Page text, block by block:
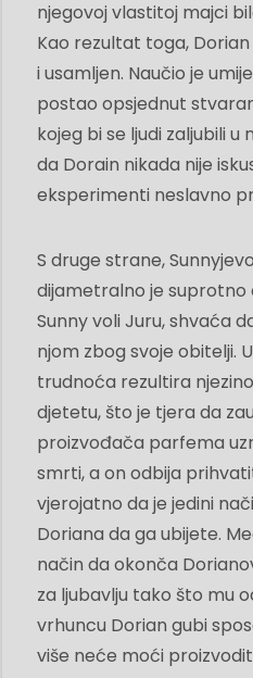
njegovoj vlastitoj majci
Kao rezultat toga,
i usamljen. Naučio je
postao opsjednut
kojeg bi se ljudi zaljubili u
da Dorain nikada nije
eksperimenti neslavno
S druge strane,
dijametralno je suprotno
Sunny voli Juru, shvaća
njom zbog svoje obitelji.
trudnoća rezultira
djetetu, što je tjera da
proizvođača parfema
smrti, a on odbija
vjerojatno da je jedini
Doriana da ga ubijete.
način da okonča
za ljubavlju tako što mu
vrhuncu Dorian gubi
više neće moći